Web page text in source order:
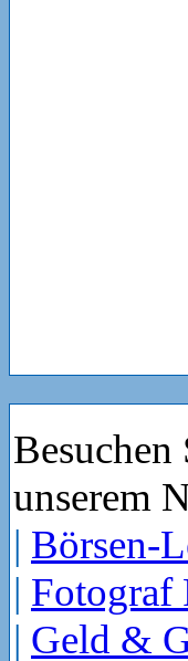
Besuchen
unserem
| Börsen-
| Fotograf
| Geld &